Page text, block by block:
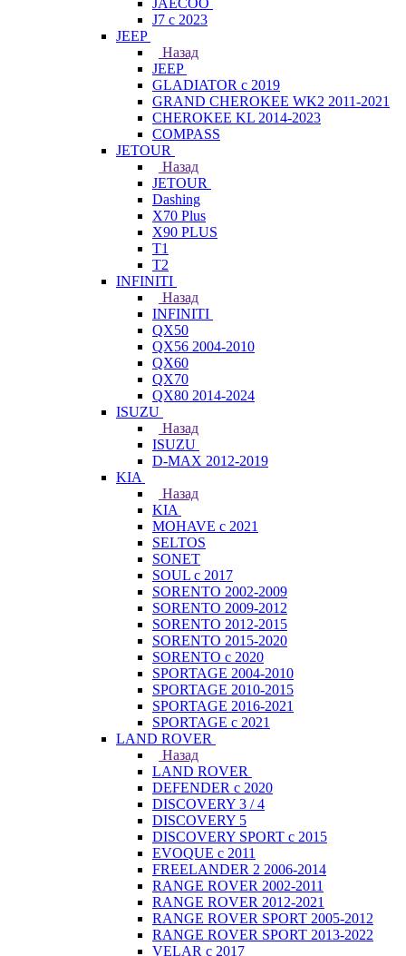
JAECOO
J7 с 2023
JEEP
Назад
JEEP
GLADIATOR с 2019
GRAND CHEROKEE WK2 2011-2021
CHEROKEE KL 2014-2023
COMPASS
JETOUR
Назад
JETOUR
Dashing
X70 Plus
X90 PLUS
T1
T2
INFINITI
Назад
INFINITI
QX50
QX56 2004-2010
QX60
QX70
QX80 2014-2024
ISUZU
Назад
ISUZU
D-MAX 2012-2019
KIA
Назад
KIA
MOHAVE с 2021
SELTOS
SONET
SOUL с 2017
SORENTO 2002-2009
SORENTO 2009-2012
SORENTO 2012-2015
SORENTO 2015-2020
SORENTO с 2020
SPORTAGE 2004-2010
SPORTAGE 2010-2015
SPORTAGE 2016-2021
SPORTAGE с 2021
LAND ROVER
Назад
LAND ROVER
DEFENDER с 2020
DISCOVERY 3 / 4
DISCOVERY 5
DISCOVERY SPORT с 2015
EVOQUE с 2011
FREELANDER 2 2006-2014
RANGE ROVER 2002-2011
RANGE ROVER 2012-2021
RANGE ROVER SPORT 2005-2012
RANGE ROVER SPORT 2013-2022
VELAR с 2017